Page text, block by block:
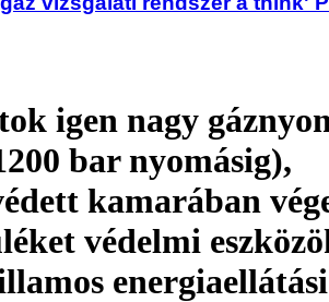
igen nagy
bar nyomásig),
kamarában
védelmi